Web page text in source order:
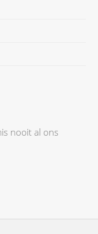
nooit al ons